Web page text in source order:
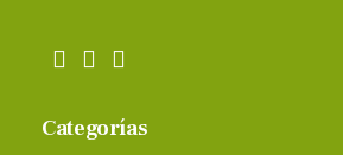
Categorías